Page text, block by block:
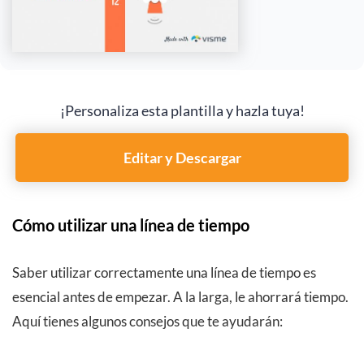
¡Personaliza esta plantilla y hazla tuya!
Editar y Descargar
Cómo utilizar una línea de tiempo
Saber utilizar correctamente una línea de tiempo es
esencial antes de empezar. A la larga, le ahorrará tiempo.
Aquí tienes algunos consejos que te ayudarán: